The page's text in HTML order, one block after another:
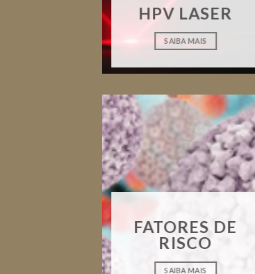
HPV LASER
SAIBA MAIS
FATORES DE
RISCO
SAIBA MAIS